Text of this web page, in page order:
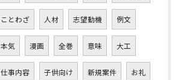
ことわざ 人材 志望動機 例文
本気 漫画 全巻 意味 大工
仕事内容 子供向け 新規案件 お礼